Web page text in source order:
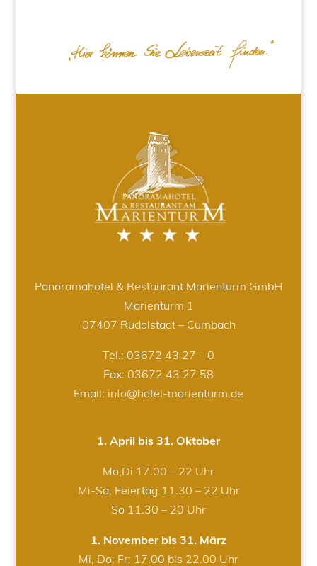
Panoramahotel & Restaurant Marienturm GmbH
Marienturm 1
07407 Rudolstadt – Cumbach
Tel.: 03672 43 27 – 0
Fax: 03672 43 27 58
Email: info@hotel-marienturm.de
1. April bis 31. Oktober
Mo,Di 17.00 – 22 Uhr
Mi-Sa, Feiertag 11.30 – 22 Uhr
So 11.30 – 20 Uhr
1. November bis 31. März
Mi, Do; Fr: 17.00 bis 22.00 Uhr